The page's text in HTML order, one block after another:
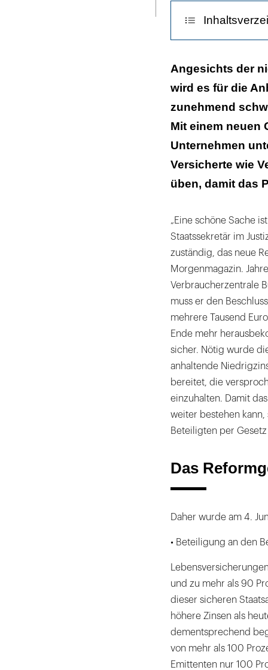
Das
Vor- und
Erhalt statt
Angesichts der
wird es für die
zunehmend
Mit einem neuen
Unternehmen
Versicherte wie
üben, damit das
„Eine schöne Sache
Staatssekretär im
zuständig, das neue
Morgenmagazin.
Verbraucherzentrale
muss er den
mehrere Tausend
Ende mehr
sicher. Nötig wurde
anhaltende
bereitet, die
einzuhalten. Damit
weiter bestehen
Beteiligten per
Das
Daher wurde am 4.
• Beteiligung an den
und zu mehr als 90
dieser sicheren
höhere Zinsen als
dementsprechend
von mehr als 100
Emittenten nur 100